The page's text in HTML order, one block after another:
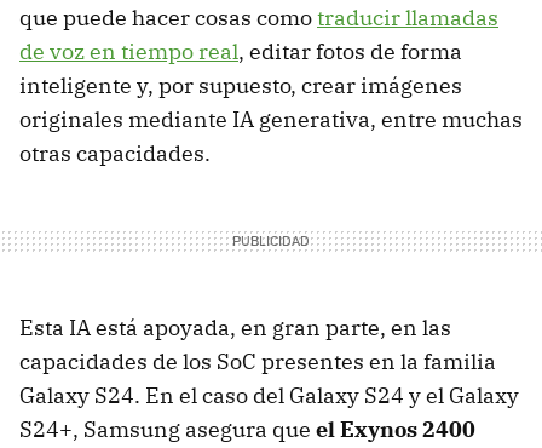
que puede hacer cosas comotraducir llamadas
de voz en tiempo real, editar fotos de forma
inteligente y, por supuesto, crear imágenes
originales mediante IA generativa, entre muchas
otras capacidades.
Esta IA está apoyada, en gran parte, en las
capacidades de los SoC presentes en la familia
Galaxy S24. En el caso del Galaxy S24 y el Galaxy
S24+, Samsung asegura que el Exynos 2400